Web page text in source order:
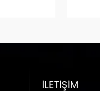
İLETIŞIM